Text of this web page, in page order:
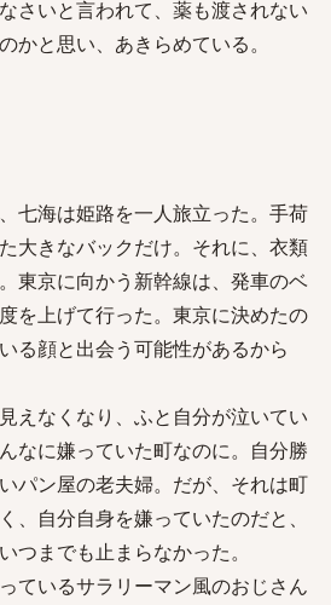
さいと言われて、薬も渡されない
かと思い、あきらめている。
七海は姫路を一人旅立った。手荷
大きなバックだけ。それに、衣類
東京に向かう新幹線は、発車のベ
を上げて行った。東京に決めたの
る顔と出会う可能性があるから
えなくなり、ふと自分が泣いてい
なに嫌っていた町なのに。自分勝
パン屋の老夫婦。だが、それは町
、自分自身を嫌っていたのだと、
つまでも止まらなかった。
ているサラリーマン風のおじさん